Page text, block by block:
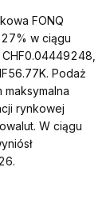
FONQ
w ciągu
Podaż
rynkowej
W ciągu